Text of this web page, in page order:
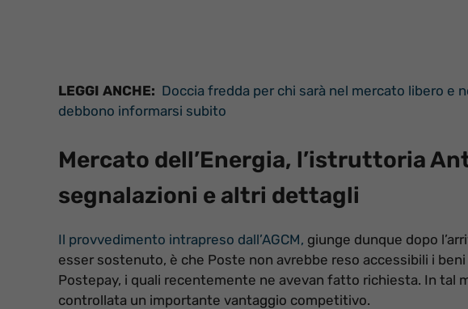
LEGGI ANCHE: Doccia fredda per chi sarà nel mercato libero e
debbono informarsi subito
Mercato dell’Energia, l’istruttoria
segnalazioni e altri dettagli
Il provvedimento intrapreso dall’AGCM, giunge dunque dopo
esser sostenuto, è che Poste non avrebbe reso accessibili i
Postepay, i quali recentemente ne avevan fatto richiesta. In tal
controllata un importante vantaggio competitivo.